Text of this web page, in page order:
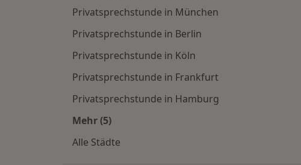
Privatsprechstunde in München
Privatsprechstunde in Berlin
Privatsprechstunde in Köln
Privatsprechstunde in Frankfurt
Privatsprechstunde in Hamburg
Mehr (5)
Alle Städte